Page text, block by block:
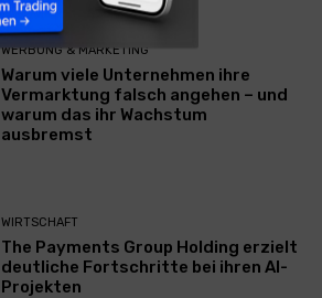
WERBUNG & MARKETING
Warum viele Unternehmen ihre
Vermarktung falsch angehen – und
warum das ihr Wachstum
ausbremst
WIRTSCHAFT
The Payments Group Holding erzielt
deutliche Fortschritte bei ihren AI-
Projekten